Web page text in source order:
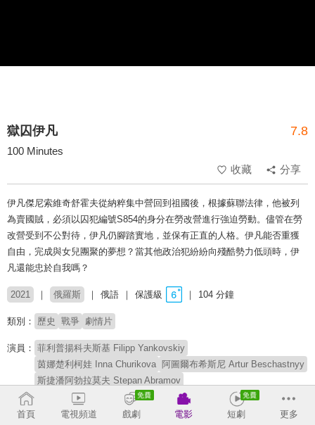
獄囚伊凡 7.8
100 Minutes
收藏
分享
伊凡傑尼索維奇舒霍夫從納粹集中營回到祖國後，根據蘇聯法律，他被列
為賣國賊，必須以囚犯編號S854的身分在勞改營進行強迫勞動。儘管在勞
改營受到不公對待，伊凡仍腳踏實地，並保有正直的人格。伊凡能否重獲
自由，完成與女兒團聚的夢想？當其他政治犯紛紛向殘酷勢力低頭時，伊
凡還能忠於自我嗎？
2021 俄羅斯 俄語 保護級 104 分鐘
類別： 歷史 戰爭 劇情片
演員： 菲利普揚科夫斯基 Filipp Yankovskiy
茵娜楚利柯娃 Inna Churikova 阿圖爾布希斯尼 Artur Beschastnyy
斯捷潘阿勃拉莫夫 Stepan Abramov
丹尼斯卡拉斯歐夫 Denis Karasyov
弗拉基米爾耶若明 Vladimir Eryomin 伊格薩瓦金 Igor Savochkin
首頁 電視頻道 戲劇 電影 短劇 更多